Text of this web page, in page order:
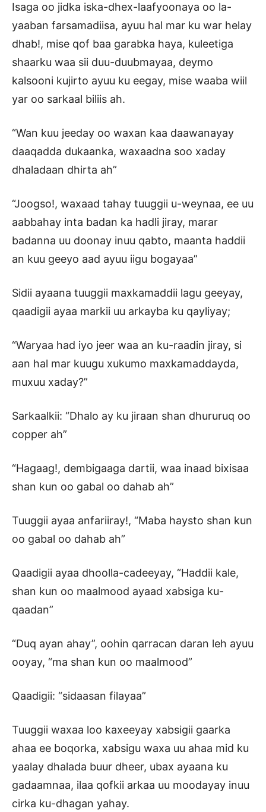
Isaga oo jidka iska-dhex-laafyoonaya oo la-
yaaban farsamadiisa, ayuu hal mar ku war helay
dhab!, mise qof baa garabka haya, kuleetiga
shaarku waa sii duu-duubmayaa, deymo
kalsooni kujirto ayuu ku eegay, mise waaba wiil
yar oo sarkaal biliis ah.
“Wan kuu jeeday oo waxan kaa daawanayay
daaqadda dukaanka, waxaadna soo xaday
dhaladaan dhirta ah”
“Joogso!, waxaad tahay tuuggii u-weynaa, ee uu
aabbahay inta badan ka hadli jiray, marar
badanna uu doonay inuu qabto, maanta haddii
an kuu geeyo aad ayuu iigu bogayaa”
Sidii ayaana tuuggii maxkamaddii lagu geeyay,
qaadigii ayaa markii uu arkayba ku qayliyay;
“Waryaa had iyo jeer waa an ku-raadin jiray, si
aan hal mar kuugu xukumo maxkamaddayda,
muxuu xaday?”
Sarkaalkii: “Dhalo ay ku jiraan shan dhururuq oo
copper ah”
“Hagaag!, dembigaaga dartii, waa inaad bixisaa
shan kun oo gabal oo dahab ah”
Tuuggii ayaa anfariiray!, “Maba haysto shan kun
oo gabal oo dahab ah”
Qaadigii ayaa dhoolla-cadeeyay, “Haddii kale,
shan kun oo maalmood ayaad xabsiga ku-
qaadan”
“Duq ayan ahay”, oohin qarracan daran leh ayuu
ooyay, “ma shan kun oo maalmood”
Qaadigii: “sidaasan filayaa”
Tuuggii waxaa loo kaxeeyay xabsigii gaarka
ahaa ee boqorka, xabsigu waxa uu ahaa mid ku
yaalay dhalada buur dheer, ubax ayaana ku
gadaamnaa, ilaa qofkii arkaa uu moodayay inuu
cirka ku-dhagan yahay.